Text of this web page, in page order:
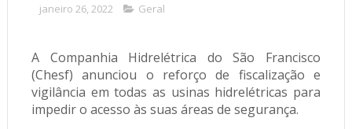
janeiro 26, 2022 Geral
A Companhia Hidrelétrica do São Francisco
(Chesf) anunciou o reforço de fiscalização e
vigilância em todas as usinas hidrelétricas para
impedir o acesso às suas áreas de segurança.